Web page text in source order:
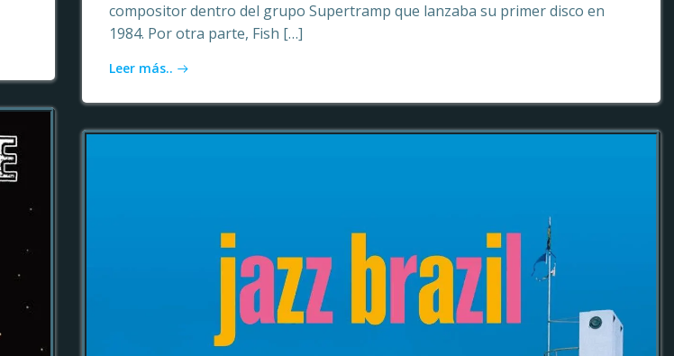
compositor dentro del grupo Supertramp que lanzaba su primer disco en
1984. Por otra parte, Fish […]
Leer más..